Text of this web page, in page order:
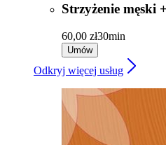
Strzyżenie męski
60,00 zł30min
Umów
Odkryj więcej usług